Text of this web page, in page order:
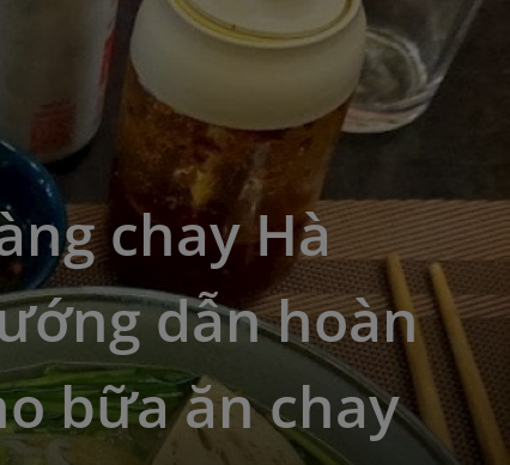
chay Hà
dẫn hoàn
bữa ăn chay